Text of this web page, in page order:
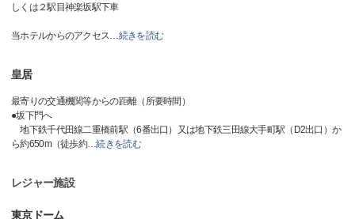
しくは２駅目神楽坂駅下車
当ホテルからのアクセス…続きを読む
皇居
最寄りの交通機関等からの距離（所要時間）
●坂下門へ
地下鉄千代田線二重橋前駅（6番出口）又は地下鉄三田線大手町駅（D2出口）か
ら約650m（徒歩約…続きを読む
レジャー施設
東京ドーム